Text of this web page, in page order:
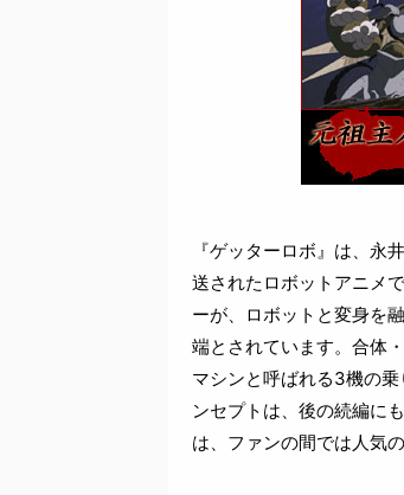
『ゲッターロボ』は、永
送されたロボットアニメ
ーが、ロボットと変身を
端とされています。合体
マシンと呼ばれる3機の
ンセプトは、後の続編に
は、ファンの間では人気